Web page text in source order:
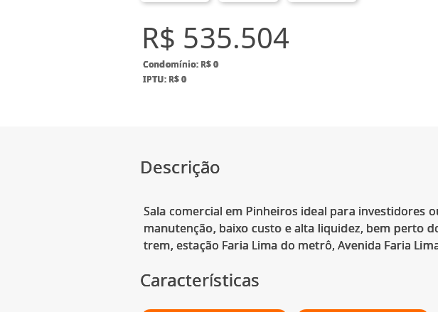
R$ 535.504
Condomínio: R$ 0
IPTU: R$ 0
Descrição
Sala comercial em Pinheiros ideal para investidores
manutenção, baixo custo e alta liquidez, bem perto
Características